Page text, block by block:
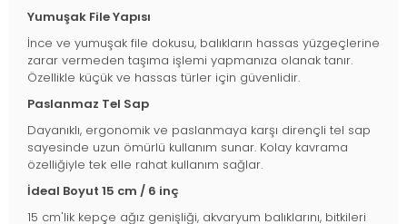
Yumuşak File Yapısı
İnce ve yumuşak file dokusu, balıkların hassas yüzgeçlerine
zarar vermeden taşıma işlemi yapmanıza olanak tanır.
Özellikle küçük ve hassas türler için güvenlidir.
Paslanmaz Tel Sap
Dayanıklı, ergonomik ve paslanmaya karşı dirençli tel sap
sayesinde uzun ömürlü kullanım sunar. Kolay kavrama
özelliğiyle tek elle rahat kullanım sağlar.
İdeal Boyut 15 cm / 6 inç
15 cm'lik kepçe ağız genişliği, akvaryum balıklarını, bitkileri